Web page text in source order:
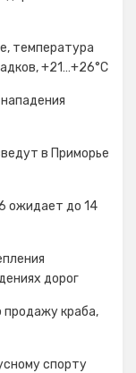
температура
+21…+26°C
в Приморье
ожидает до 14
дорог
краба,
спорту